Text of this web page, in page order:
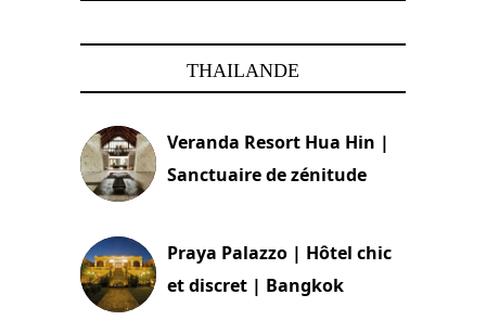
THAILANDE
Veranda Resort Hua Hin |
Sanctuaire de zénitude
Praya Palazzo | Hôtel chic
et discret | Bangkok